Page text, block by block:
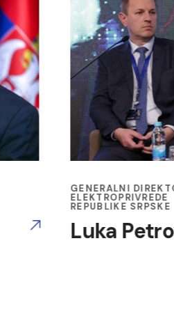
GENERALNI
ELEKTROPRIVREDE
Dušan